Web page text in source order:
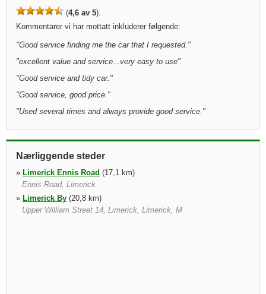
(4,6 av 5).
Kommentarer vi har mottatt inkluderer følgende:
"Good service finding me the car that I requested. "
"excellent value and service...very easy to use"
"Good service and tidy car. "
"Good service, good price. "
"Used several times and always provide good service. "
Nærliggende steder
» Limerick Ennis Road (17,1 km)
Ennis Road, Limerick
» Limerick By (20,8 km)
Upper William Street 14, Limerick, Limerick, M